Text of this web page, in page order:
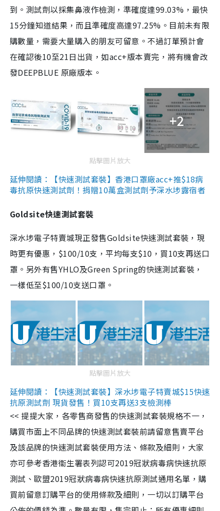
到。測試劑以採集鼻液作檢測，準確度達99.03%，最快
15分鐘知道結果，而且準確度高達97.25%。目前未有限
購數量，需要大量購入的朋友可留意。不過訂單預計會
在確認後10至21日出貨，如acc+版本賣完，將有機會改
發DEEPBLUE 原廠版本。
+2
點擊圖片放大
延伸閱讀：【快速測試套裝】香港口罩廠acc+推$18病
毒抗原快速測試劑！捐贈10萬盒測試劑予深水埗露宿者
Goldsite快速測試套裝
深水埗電子特賣城現正發售Goldsite快速測試套裝，現
時更有優惠，$100/10支，平均每支$10，買10支再送口
罩。另外有售YHLO及Green Spring的快速測試套裝，
一樣低至$100/10支送口罩。
點擊圖片放大
延伸閱讀：【快速測試套裝】深水埗電子特賣城$15快速
抗原測試劑 現貨發售！買10支再送3支檢測棒
<< 提提大家，各零售商發售的快速測試套裝規格不一，
購買市面上不同品牌的快速測試套裝前請留意售賣平台
及該品牌的快速測試套裝使用方法、條款及細則，大家
亦可參考香港衞生署表列認可2019冠狀病毒病快速抗原
測試、歐盟2019冠狀病毒病快速抗原測試通用名單，購
買前留意訂購平台的使用條款及細則，一切以訂購平台